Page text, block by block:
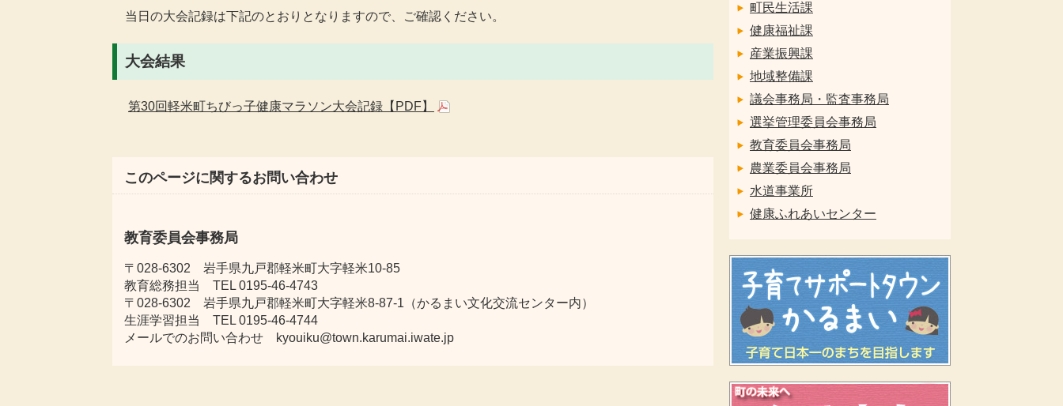
当日の大会記録は下記のとおりとなりますので、ご確認ください。
大会結果
第30回軽米町ちびっ子健康マラソン大会記録【PDF】
このページに関するお問い合わせ
教育委員会事務局
〒028-6302 岩手県九戸郡軽米町大字軽米10-85
教育総務担当 TEL 0195-46-4743
〒028-6302 岩手県九戸郡軽米町大字軽米8-87-1（かるまい文化交流センター内）
生涯学習担当 TEL 0195-46-4744
メールでのお問い合わせ kyouiku@town.karumai.iwate.jp
町民生活課
健康福祉課
産業振興課
地域整備課
議会事務局・監査事務局
選挙管理委員会事務局
教育委員会事務局
農業委員会事務局
水道事業所
健康ふれあいセンター